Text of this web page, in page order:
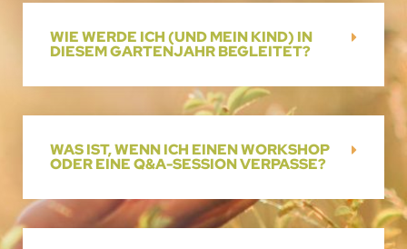
WIE WERDE ICH (UND MEIN KIND) IN
DIESEM GARTENJAHR BEGLEITET?
WAS IST, WENN ICH EINEN WORKSHOP
ODER EINE Q&A-SESSION VERPASSE?